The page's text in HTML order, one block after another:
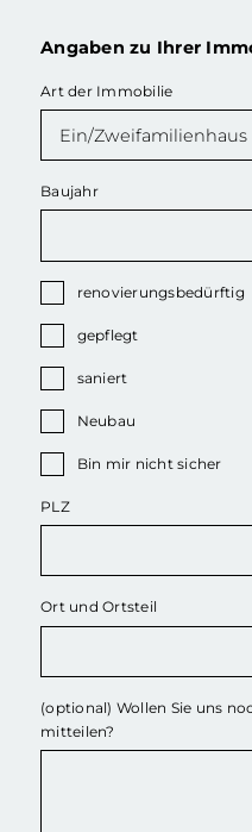
Angaben zu Ihrer
Art der Immobilie
Baujahr
renovierungsbedürftig
gepflegt
saniert
Neubau
Bin mir nicht sicher
PLZ
Ort und Ortsteil
(optional) Wollen Sie uns
mitteilen?